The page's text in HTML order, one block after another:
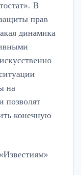
В
прав
динамика
на
позволят
конечную